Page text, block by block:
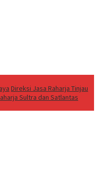
Direksi Jasa Raharja Tinjau
Sultra dan Satlantas